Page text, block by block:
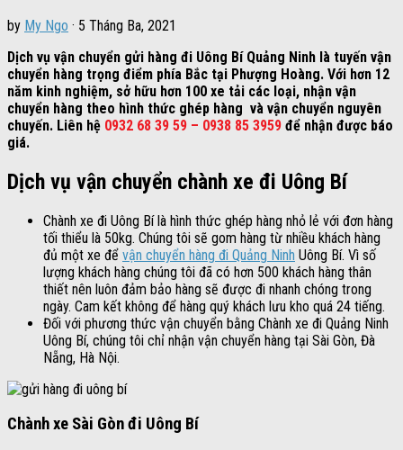
by My Ngo · 5 Tháng Ba, 2021
Dịch vụ vận chuyển gửi hàng đi Uông Bí Quảng Ninh là tuyến vận
chuyển hàng trọng điểm phía Bắc tại Phượng Hoàng. Với hơn 12
năm kinh nghiệm, sở hữu hơn 100 xe tải các loại, nhận vận
chuyển hàng theo hình thức ghép hàng và vận chuyển nguyên
chuyến. Liên hệ 0932 68 39 59 – 0938 85 3959 để nhận được báo
giá.
Dịch vụ vận chuyển chành xe đi Uông Bí
Chành xe đi Uông Bí là hình thức ghép hàng nhỏ lẻ với đơn hàng
tối thiểu là 50kg. Chúng tôi sẽ gom hàng từ nhiều khách hàng
đủ một xe để vận chuyển hàng đi Quảng Ninh Uông Bí. Vì số
lượng khách hàng chúng tôi đã có hơn 500 khách hàng thân
thiết nên luôn đảm bảo hàng sẽ được đi nhanh chóng trong
ngày. Cam kết không để hàng quý khách lưu kho quá 24 tiếng.
Đối với phương thức vận chuyển bằng Chành xe đi Quảng Ninh
Uông Bí, chúng tôi chỉ nhận vận chuyển hàng tại Sài Gòn, Đà
Nẵng, Hà Nội.
Chành xe Sài Gòn đi Uông Bí